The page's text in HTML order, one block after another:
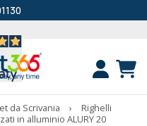
da Scrivania ›
Righelli
in alluminio ALURY 20